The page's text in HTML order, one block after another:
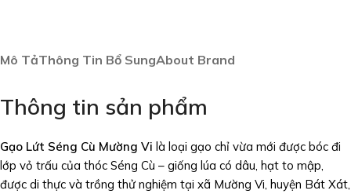
Mô TảThông Tin Bổ SungAbout Brand
Thông tin sản phẩm
Gạo Lứt Séng Cù Mường Vi là loại gạo chỉ vừa mới được bóc đi
lớp vỏ trấu của thóc Séng Cù – giống lúa có dâu, hạt to mập,
được di thực và trồng thử nghiệm tại xã Mường Vi, huyện Bát Xát,